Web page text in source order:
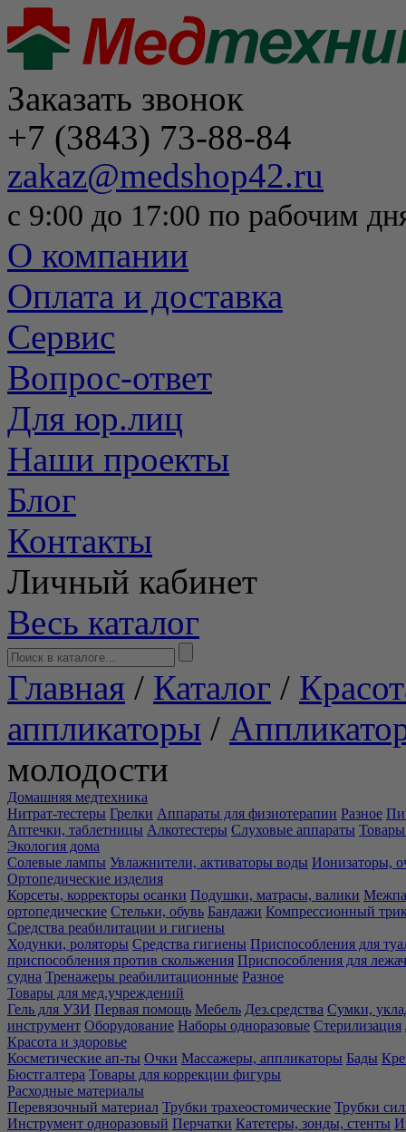
Заказать звонок
+7 (3843) 73-88-84
zakaz@medshop42.ru
с 9:00 до 17:00 по рабочим
О компании
Оплата и доставка
Сервис
Вопрос-ответ
Для юр.лиц
Наши проекты
Блог
Контакты
Личный кабинет
Весь каталог
Главная / Каталог /
аппликаторы /
молодости
Домашняя медтехника
Нитрат-тестеры Грелки Аппараты для физиотерапии Разное
Аптечки, таблетницы Алкотестеры Слуховые аппараты Товары
Экология дома
Солевые лампы Увлажнители, активаторы воды Ионизаторы,
Ортопедические изделия
Корсеты, корректоры осанки Подушки, матрасы, валики
ортопедические Стельки, обувь Бандажи Компрессионный
Средства реабилитации и гигиены
Ходунки, роляторы Средства гигиены Приспособления для
приспособления против скольжения Приспособления для
судна Тренажеры реабилитационные Разное
Товары для мед.учреждений
Гель для УЗИ Первая помощь Мебель Дез.средства Сумки,
инструмент Оборудование Наборы одноразовые Стерилизация
Красота и здоровье
Косметические ап-ты Очки Массажеры, аппликаторы Бады
Бюстгалтера Товары для коррекции фигуры
Расходные материалы
Перевязочный материал Трубки трахеостомические Трубки
Инструмент одноразовый Перчатки Катетеры, зонды, стенты